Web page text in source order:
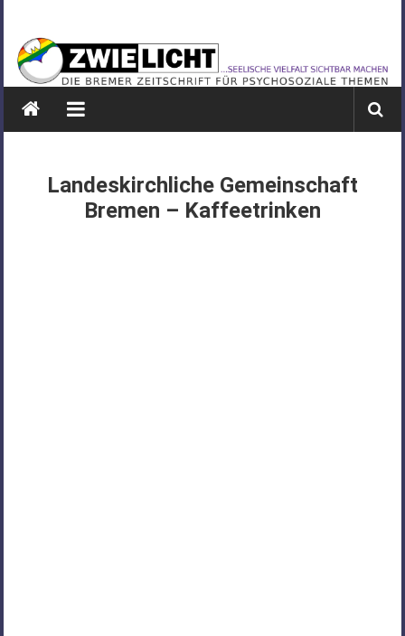
springen
ZWIELICHT
BREMEN
DIE
PSYCHOSOZIALE
Landeskirchliche Gemeinschaft
Bremen – Kaffeetrinken